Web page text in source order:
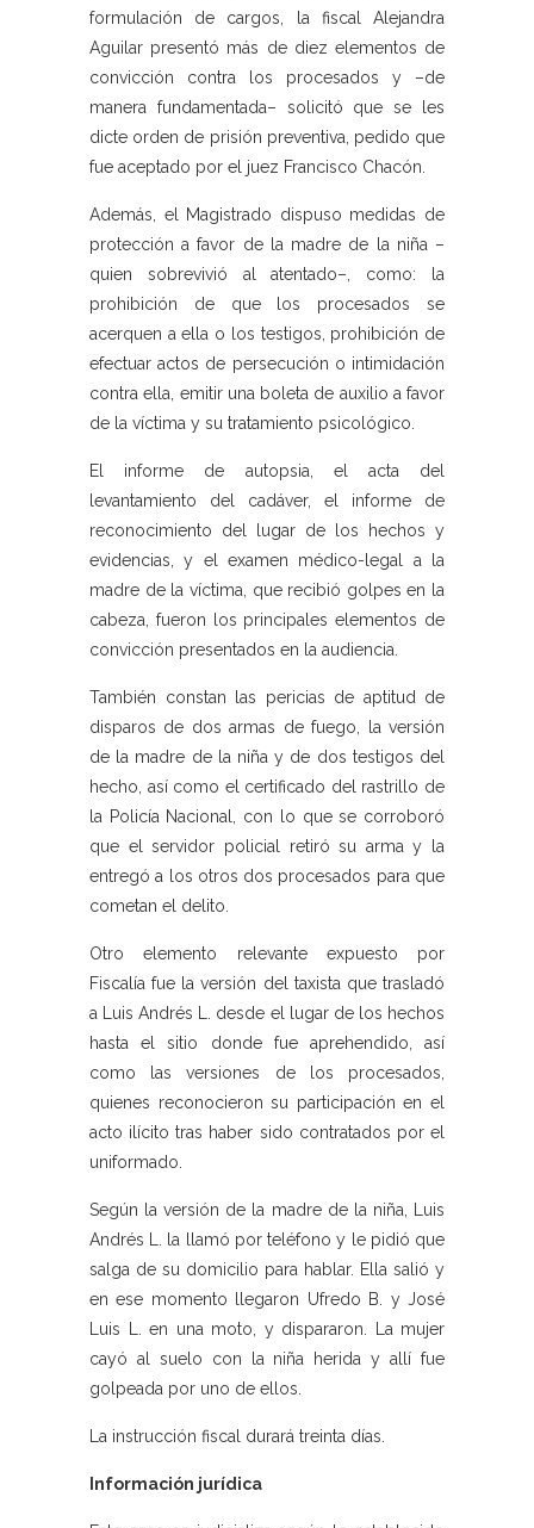
formulación de cargos, la fiscal Alejandra
Aguilar presentó más de diez elementos de
convicción contra los procesados y –de
manera fundamentada– solicitó que se les
dicte orden de prisión preventiva, pedido que
fue aceptado por el juez Francisco Chacón.
Además, el Magistrado dispuso medidas de
protección a favor de la madre de la niña –
quien sobrevivió al atentado–, como: la
prohibición de que los procesados se
acerquen a ella o los testigos, prohibición de
efectuar actos de persecución o intimidación
contra ella, emitir una boleta de auxilio a favor
de la víctima y su tratamiento psicológico.
El informe de autopsia, el acta del
levantamiento del cadáver, el informe de
reconocimiento del lugar de los hechos y
evidencias, y el examen médico-legal a la
madre de la víctima, que recibió golpes en la
cabeza, fueron los principales elementos de
convicción presentados en la audiencia.
También constan las pericias de aptitud de
disparos de dos armas de fuego, la versión
de la madre de la niña y de dos testigos del
hecho, así como el certificado del rastrillo de
la Policía Nacional, con lo que se corroboró
que el servidor policial retiró su arma y la
entregó a los otros dos procesados para que
cometan el delito.
Otro elemento relevante expuesto por
Fiscalía fue la versión del taxista que trasladó
a Luis Andrés L. desde el lugar de los hechos
hasta el sitio donde fue aprehendido, así
como las versiones de los procesados,
quienes reconocieron su participación en el
acto ilícito tras haber sido contratados por el
uniformado.
Según la versión de la madre de la niña, Luis
Andrés L. la llamó por teléfono y le pidió que
salga de su domicilio para hablar. Ella salió y
en ese momento llegaron Ufredo B. y José
Luis L. en una moto, y dispararon. La mujer
cayó al suelo con la niña herida y allí fue
golpeada por uno de ellos.
La instrucción fiscal durará treinta días.
Información jurídica